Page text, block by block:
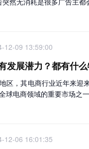
12-09 13:59:00
发展潜力？都有什么
区，其电商行业近年来
电商领域的重要市场之一
12-06 16:01:35